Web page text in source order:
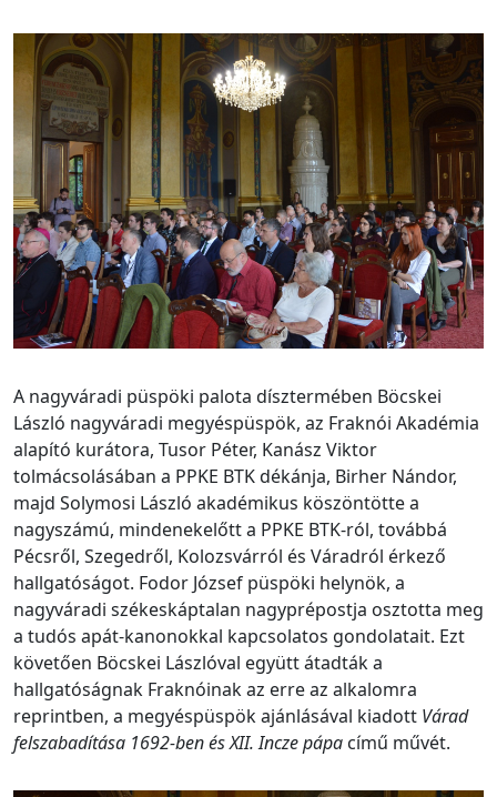
A nagyváradi püspöki palota dísztermében Böcskei
László nagyváradi megyéspüspök, az Fraknói Akadémia
alapító kurátora, Tusor Péter, Kanász Viktor
tolmácsolásában a PPKE BTK dékánja, Birher Nándor,
majd Solymosi László akadémikus köszöntötte a
nagyszámú, mindenekelőtt a PPKE BTK-ról, továbbá
Pécsről, Szegedről, Kolozsvárról és Váradról érkező
hallgatóságot. Fodor József püspöki helynök, a
nagyváradi székeskáptalan nagyprépostja osztotta meg
a tudós apát-kanonokkal kapcsolatos gondolatait. Ezt
követően Böcskei Lászlóval együtt átadták a
hallgatóságnak Fraknóinak az erre az alkalomra
reprintben, a megyéspüspök ajánlásával kiadott Várad
felszabadítása 1692-ben és XII. Incze pápa című művét.